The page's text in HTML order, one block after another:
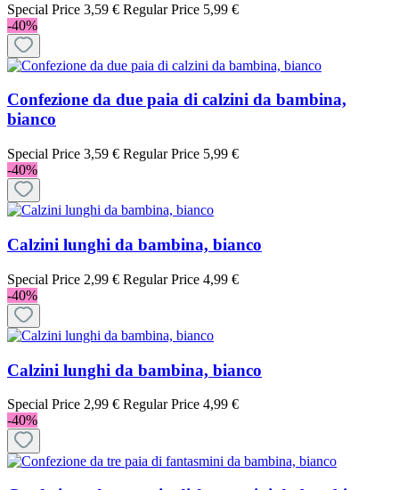
Special Price 3,59 € Regular Price 5,99 €
-40%
Confezione da due paia di calzini da bambina,
bianco
Special Price 3,59 € Regular Price 5,99 €
-40%
Calzini lunghi da bambina, bianco
Special Price 2,99 € Regular Price 4,99 €
-40%
Calzini lunghi da bambina, bianco
Special Price 2,99 € Regular Price 4,99 €
-40%